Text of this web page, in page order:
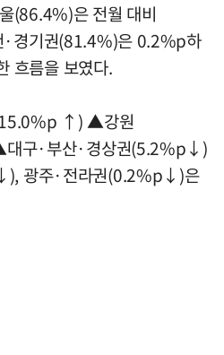
(86.4%)은 전월 대비
경기권(81.4%)은 0.2%p하
흐름을 보였다.
↑) ▲강원
구·부산·경상권(5.2%p↓)
광주·전라권(0.2%p↓)은